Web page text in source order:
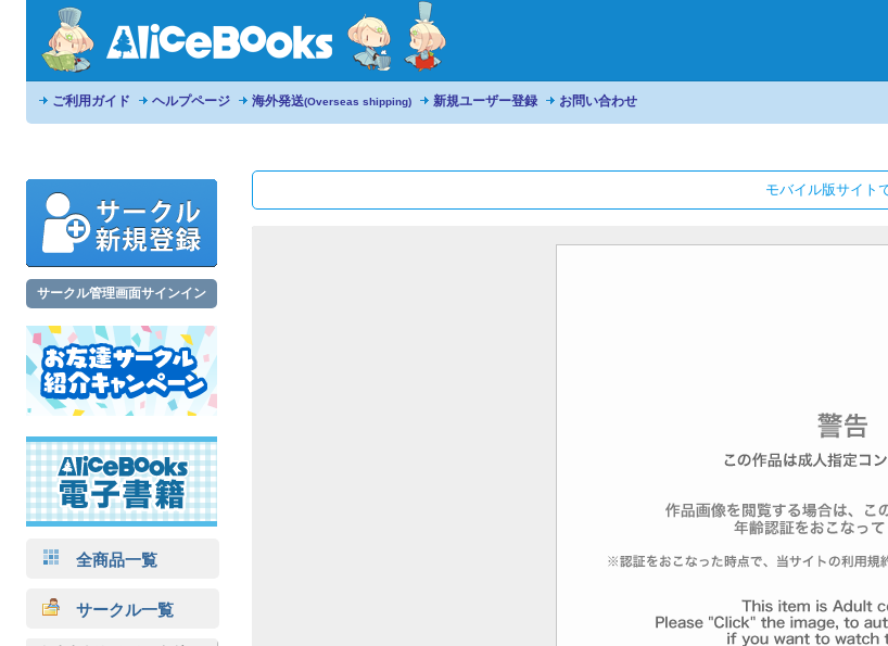
ご利用ガイド ヘルプページ 海外発送(Overseas shipping) 新規ユーザー登録 お問い合わせ
サークル管理画面サインイン
全商品一覧
サークル一覧
モバイル版サイト